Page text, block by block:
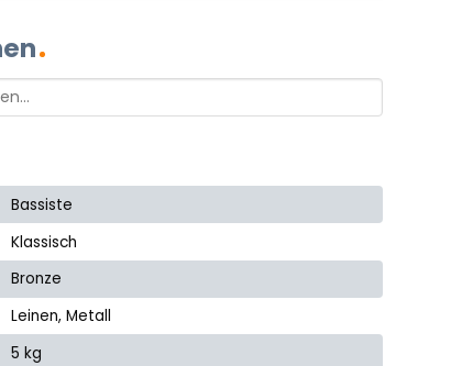
Bassiste
Klassisch
Bronze
Leinen, Metall
5 kg